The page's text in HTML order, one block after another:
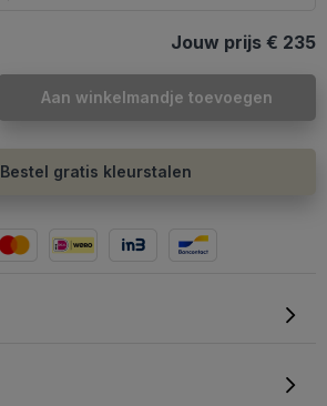
Jouw prijs € 235
Aan winkelmandje toevoegen
Bestel gratis kleurstalen